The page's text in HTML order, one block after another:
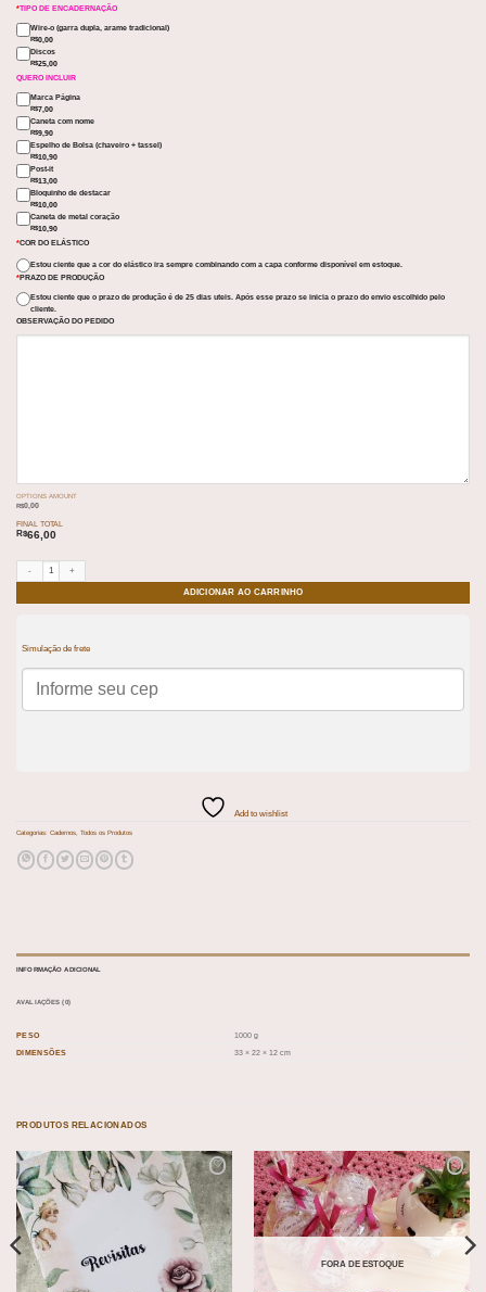
*TIPO DE ENCADERNAÇÃO
Wire-o (garra dupla, arame tradicional)
R$0,00
Discos
R$25,00
QUERO INCLUIR
Marca Página
R$7,00
Caneta com nome
R$9,90
Espelho de Bolsa (chaveiro + tassel)
R$10,90
Post-it
R$13,00
Bloquinho de destacar
R$10,00
Caneta de metal coração
R$10,90
*COR DO ELÁSTICO
Estou ciente que a cor do elástico ira sempre combinando com a capa conforme disponível em estoque.
*PRAZO DE PRODUÇÃO
Estou ciente que o prazo de produção é de 25 dias uteis. Após esse prazo se inicia o prazo do envio escolhido pelo
cliente.
OBSERVAÇÃO DO PEDIDO
OPTIONS AMOUNT
R$0,00
FINAL TOTAL
R$66,00
ADICIONAR AO CARRINHO
Simulação de frete
Add to wishlist
Categorias: Cadernos Todos os Produtos
INFORMAÇÃO ADICIONAL
AVALIAÇÕES (0)
PESO
1000 g
DIMENSÕES
33 × 22 × 12 cm
PRODUTOS RELACIONADOS
wishlist
Add to
wishlist
FORA DE ESTOQUE